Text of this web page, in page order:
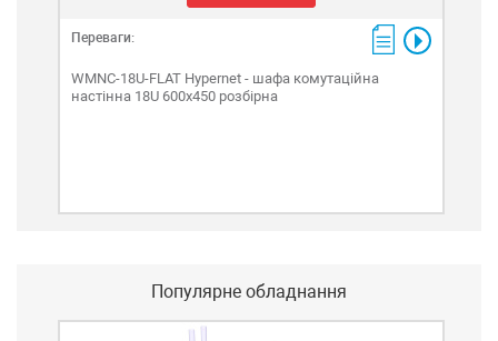
Переваги:
WMNC-18U-FLAT Hypernet - шафа комутаційна
настінна 18U 600х450 розбірна
Популярне обладнання